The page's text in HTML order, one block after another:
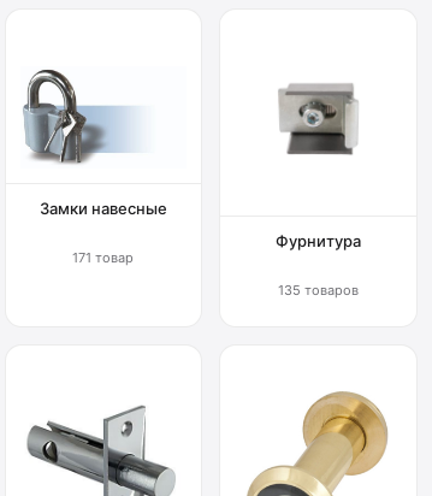
Замки навесные
171 товар
Фурнитура
135 товаров